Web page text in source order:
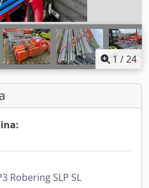
1 /24
Robering SLP SL